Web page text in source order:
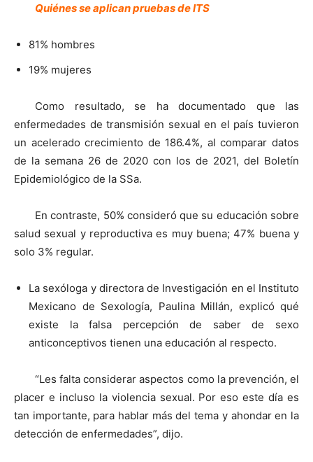
Quiénes se aplican pruebas de ITS
81% hombres
19% mujeres
Como resultado, se ha documentado que las
enfermedades de transmisión sexual en el país tuvieron
un acelerado crecimiento de 186.4%, al comparar datos
de la semana 26 de 2020 con los de 2021, del Boletín
Epidemiológico de la SSa.
En contraste, 50% consideró que su educación sobre
salud sexual y reproductiva es muy buena; 47% buena y
solo 3% regular.
La sexóloga y directora de Investigación en el Instituto
Mexicano de Sexología, Paulina Millán, explicó qué
existe la falsa percepción de saber de sexo
anticonceptivos tienen una educación al respecto.
“Les falta considerar aspectos como la prevención, el
placer e incluso la violencia sexual. Por eso este día es
tan importante, para hablar más del tema y ahondar en la
detección de enfermedades”, dijo.